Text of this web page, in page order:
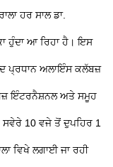
ਹਰ ਸਾਲ ਡਾ.
ਹੁੰਦਾ ਆ ਰਿਹਾ ਹੈ। ਇਸ
ਪ੍ਰਧਾਨ ਅਲਾਇੰਸ ਕਲੱਬਜ਼
ਇੰਟਰਨੈਸ਼ਨਲ ਅਤੇ ਸਮੂਹ
10 ਵਜੇ ਤੋਂ ਦੁਪਹਿਰ 1
ਵਿਖੇ ਲਗਾਈ ਜਾ ਰਹੀ